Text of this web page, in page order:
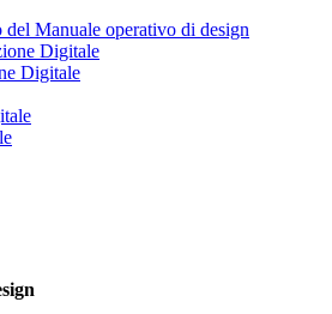
del Manuale operativo di design
Digitale